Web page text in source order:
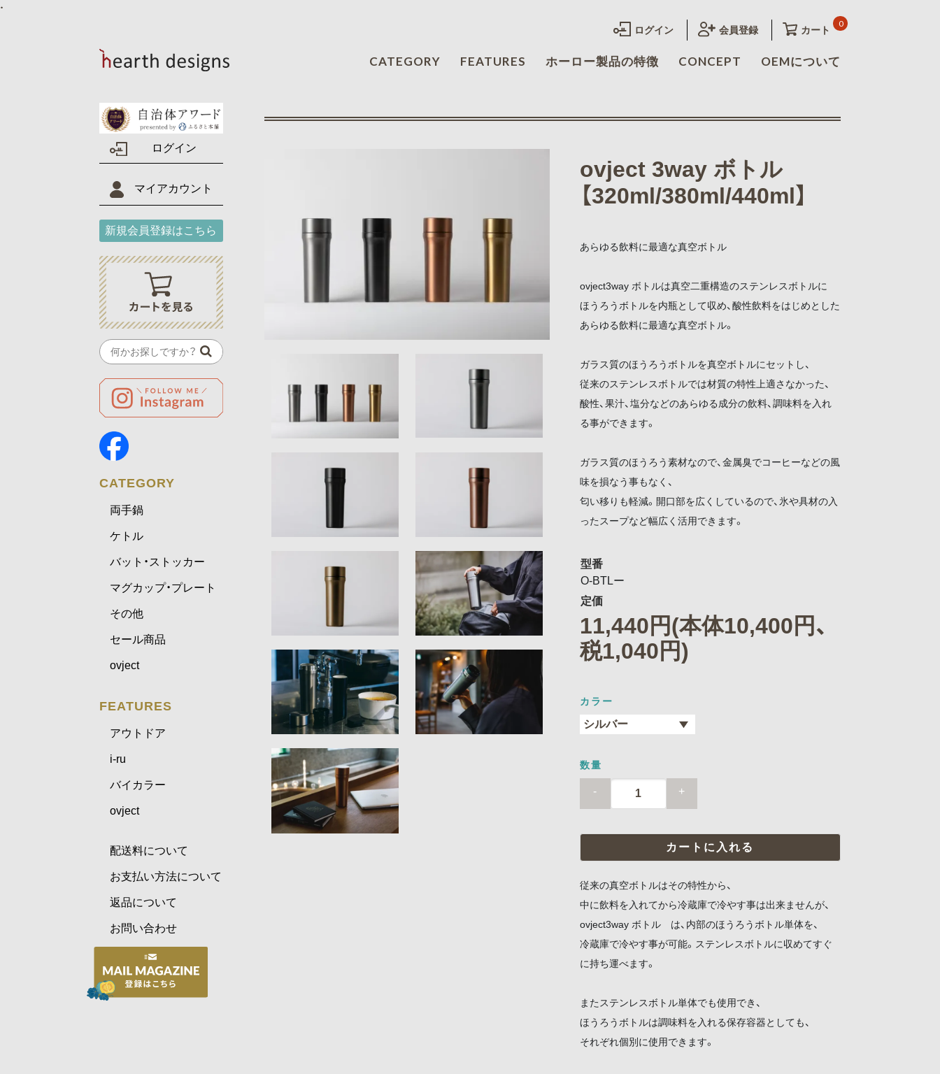
ログイン 会員登録 カート
0
CATEGORY FEATURES ホーロー製品の特徴 CONCEPT OEMについて
ログイン
マイアカウント
新規会員登録はこちら
CATEGORY
両手鍋
ケトル
バット・ストッカー
マグカップ・プレート
その他
セール商品
ovject
FEATURES
アウトドア
i-ru
バイカラー
ovject
配送料について
お支払い方法について
返品について
お問い合わせ
ovject 3way ボトル
【320ml/380ml/440ml】
あらゆる飲料に最適な真空ボトル
ovject3way ボトルは真空二重構造のステンレスボトルに
ほうろうボトルを内瓶として収め、酸性飲料をはじめとした
あらゆる飲料に最適な真空ボトル。
ガラス質のほうろうボトルを真空ボトルにセットし、
従来のステンレスボトルでは材質の特性上適さなかった、
酸性、果汁、塩分などのあらゆる成分の飲料、調味料を入れ
る事ができます。
ガラス質のほうろう素材なので、金属臭でコーヒーなどの風
味を損なう事もなく、
匂い移りも軽減。開口部を広くしているので、氷や具材の入
ったスープなど幅広く活用できます。
型番
O-BTLー
定価
11,440円(本体10,400円、
税1,040円)
カラー
数量
- +
従来の真空ボトルはその特性から、
中に飲料を入れてから冷蔵庫で冷やす事は出来ませんが、
ovject3way ボトル は、内部のほうろうボトル単体を、
冷蔵庫で冷やす事が可能。ステンレスボトルに収めてすぐ
に持ち運べます。
またステンレスボトル単体でも使用でき、
ほうろうボトルは調味料を入れる保存容器としても、
それぞれ個別に使用できます。